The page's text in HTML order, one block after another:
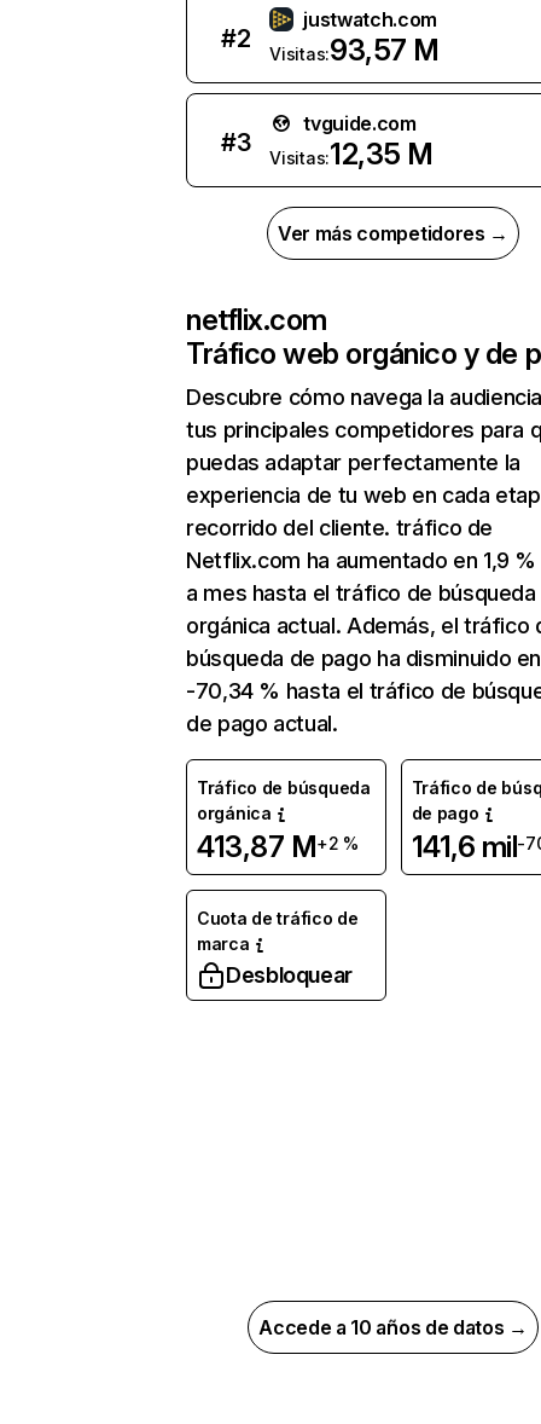
#2
justwatch.com
Visitas:93,57 M
#3
tvguide.com
Visitas:12,35 M
Ver más competidores →
netflix.com
Tráfico web orgánico y de
Descubre cómo navega la
tus principales competidores para
puedas adaptar perfectamente la
experiencia de tu web en cada
recorrido del cliente. tráfico de
Netflix.com ha aumentado en 1,9
a mes hasta el tráfico de búsqueda
orgánica actual. Además, el tráfico
búsqueda de pago ha disminuido en
-70,34 % hasta el tráfico de
de pago actual.
Tráfico de búsqueda
orgánica
413,87 M+2 %
Tráfico de
de pago
141,6 mil-
Cuota de tráfico de
marca
Desbloquear
Accede a 10 años de datos →